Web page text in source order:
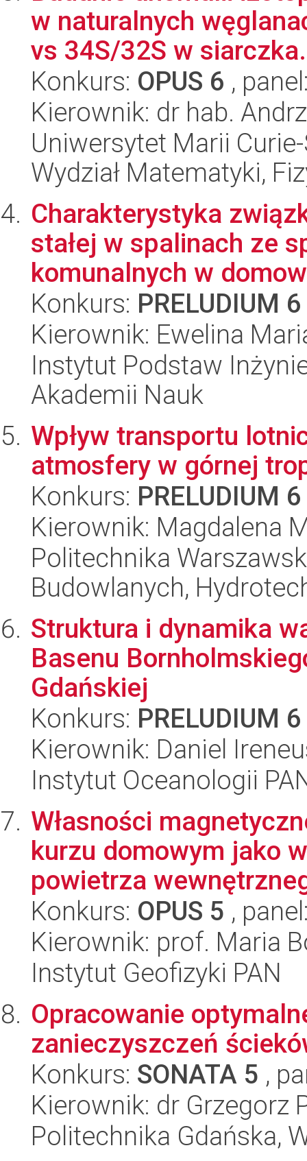
w naturalnych
vs 34S/32S w
Konkurs: OPUS 6 ,
Kierownik: dr hab.
Uniwersytet Marii
Wydział Matematyki,
Charakterystyka
stałej w spalinach ze
komunalnych w
Konkurs: PRELUDIUM 6
Kierownik: Ewelina
Instytut Podstaw
Akademii Nauk
Wpływ transportu
atmosfery w górnej
Konkurs: PRELUDIUM 6
Kierownik: Magdalena
Politechnika
Budowlanych,
Struktura i dynamika
Basenu
Gdańskiej
Konkurs: PRELUDIUM 6
Kierownik: Daniel
Instytut Oceanologii
Własności
kurzu domowym jako
powietrza
Konkurs: OPUS 5 ,
Kierownik: prof. Maria
Instytut Geofizyki PAN
Opracowanie
zanieczyszczeń
Konkurs: SONATA 5 ,
Kierownik: dr Grzegorz
Politechnika Gdańska,